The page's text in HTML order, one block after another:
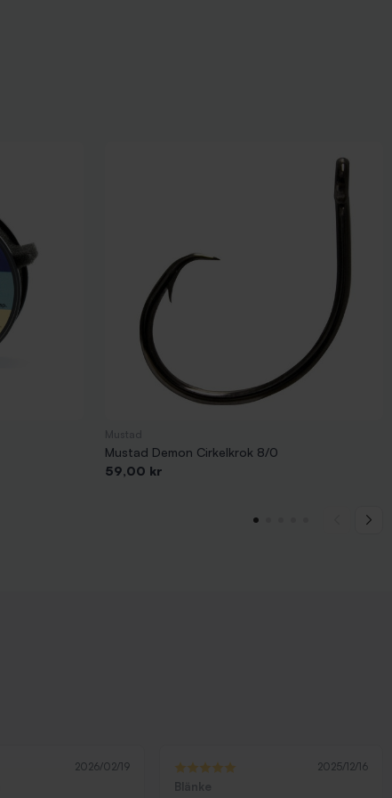
Mustad Demon Cirkelkrok 8/0
Pris
59,00 kr
2026/02/19 2025/12/16
Blänke